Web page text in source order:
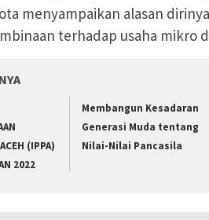
menyampaikan alasan
terhadap usaha mikro
(IPPA)
2022
Membangun Kesadaran
Generasi Muda tentang
Nilai-Nilai Pancasila